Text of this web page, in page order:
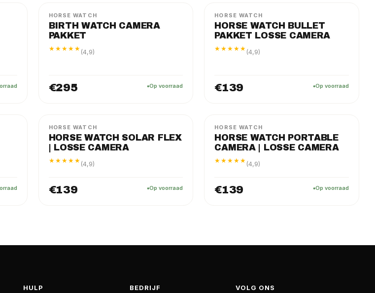
HORSE WATCH
BIRTH WATCH CAMERA
PAKKET
★★★★★ (4,9)
€295 Op voorraad
HORSE WATCH
HORSE WATCH BULLET
PAKKET LOSSE CAMERA
★★★★★ (4,9)
€139 Op voorraad
HORSE WATCH
HORSE WATCH SOLAR FLEX
| LOSSE CAMERA
★★★★★ (4,9)
€139 Op voorraad
HORSE WATCH
HORSE WATCH PORTABLE
CAMERA | LOSSE CAMERA
★★★★★ (4,9)
€139 Op voorraad
HULP BEDRIJF VOLG ONS